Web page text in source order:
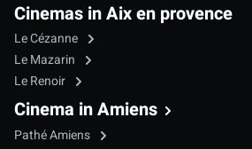
Cinemas in Aix en provence
Le Cézanne
Le Mazarin
Le Renoir
Cinema in Amiens
Pathé Amiens